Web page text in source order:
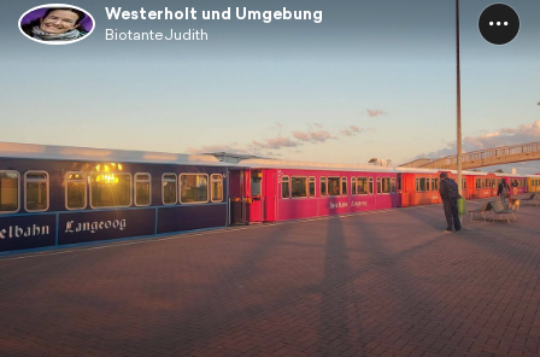
Westerholt und Umgebung
BiotanteJudith